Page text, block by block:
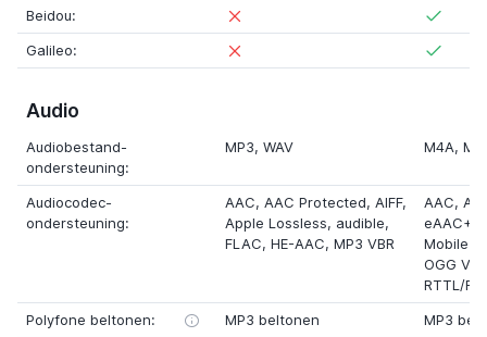
Beidou:
Galileo:
Audio
Audiobestand-
ondersteuning:
MP3, WAV M4A,
Audiocodec-
ondersteuning:
AAC, AAC Protected, AIFF,
Apple Lossless, audible,
FLAC, HE-AAC, MP3 VBR
AAC,
eAAC+
Mobile
OGG
RTTL/
Polyfone beltonen:
MP3 beltonen
MP3